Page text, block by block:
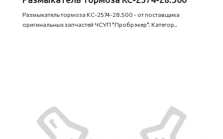
Размыкатель тормоза КС-2574-28.500 - от поставщика
оригинальных запчастей ЧСУП "Пробрэкер". Категор..